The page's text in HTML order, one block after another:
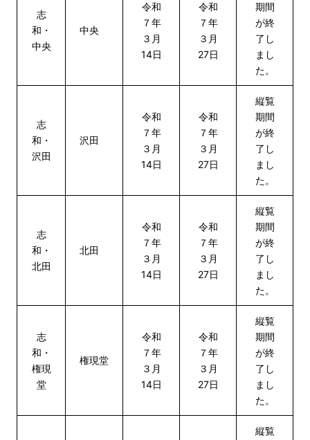
志
和・
中央
中央
令和
７年
３月
14日
令和
７年
３月
27日
期間
が終
了し
まし
た。
志
和・
沢田
沢田
令和
７年
３月
14日
令和
７年
３月
27日
縦覧
期間
が終
了し
まし
た。
志
和・
北田
北田
令和
７年
３月
14日
令和
７年
３月
27日
縦覧
期間
が終
了し
まし
た。
志
和・
権現
堂
権現堂
令和
７年
３月
14日
令和
７年
３月
27日
縦覧
期間
が終
了し
まし
た。
縦覧